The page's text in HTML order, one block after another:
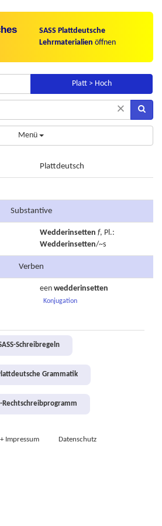
SASS Plattdeutsche
Lehrmaterialien öffnen
Platt > Hoch
×
Menü
Plattdeutsch
Substantive
Wedderinsetten f, Pl.:
Wedderinsetten/~s
Verben
een wedderinsetten
Konjugation
Schreibregeln
Grammatik
Rechtschreibprogramm
Impressum Datenschutz